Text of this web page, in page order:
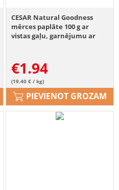
CESAR Natural Goodness
mērces paplāte 100 g ar
vistas gaļu, garnējumu ar
€1.94
(19.40 € / kg)
PIEVIENOT GROZAM